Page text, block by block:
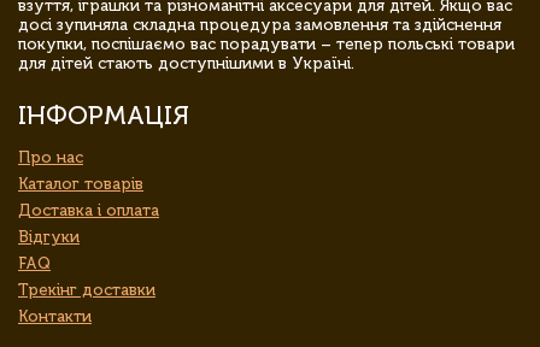
взуття, іграшки та різноманітні аксесуари для дітей. Якщо вас
досі зупиняла складна процедура замовлення та здійснення
покупки, поспішаємо вас порадувати – тепер польські товари
для дітей стають доступнішими в Україні.
ІНФОРМАЦІЯ
Про нас
Каталог товарів
Доставка і оплата
Відгуки
FAQ
Трекінг доставки
Контакти